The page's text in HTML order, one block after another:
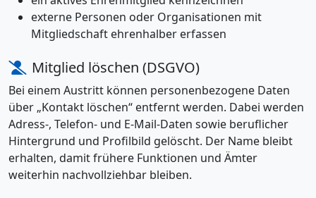
externe Personen oder Organisationen mit
Mitgliedschaft ehrenhalber erfassen
Mitglied löschen (DSGVO)
Bei einem Austritt können personenbezogene Daten
über „Kontakt löschen“ entfernt werden. Dabei werden
Adress-, Telefon- und E-Mail-Daten sowie beruflicher
Hintergrund und Profilbild gelöscht. Der Name bleibt
erhalten, damit frühere Funktionen und Ämter
weiterhin nachvollziehbar bleiben.